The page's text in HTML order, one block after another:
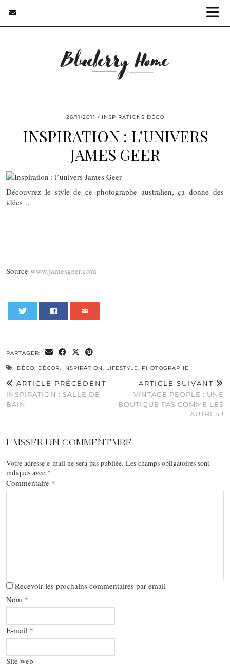
26/11/2011 INSPIRATIONS DÉCO
INSPIRATION : L’UNIVERS
JAMES GEER
Découvrez le style de ce photographe australien, ça donne des
idées …
Source www.jamesgeer.com
PARTAGER:
DÉCO, DÉCOR, INSPIRATION, LIFESTYLE, PHOTOGRAPHE
ARTICLE PRÉCÉDENT
INSPIRATION : SALLE DE
BAIN
ARTICLE SUIVANT
VINTAGE PEOPLE : UNE
BOUTIQUE PAS COMME LES
AUTRES !
LAISSER UN COMMENTAIRE
Votre adresse e-mail ne sera pas publiée. Les champs obligatoires sont
indiqués avec *
Commentaire *
Recevoir les prochains commentaires par email
Nom *
E-mail *
Site web